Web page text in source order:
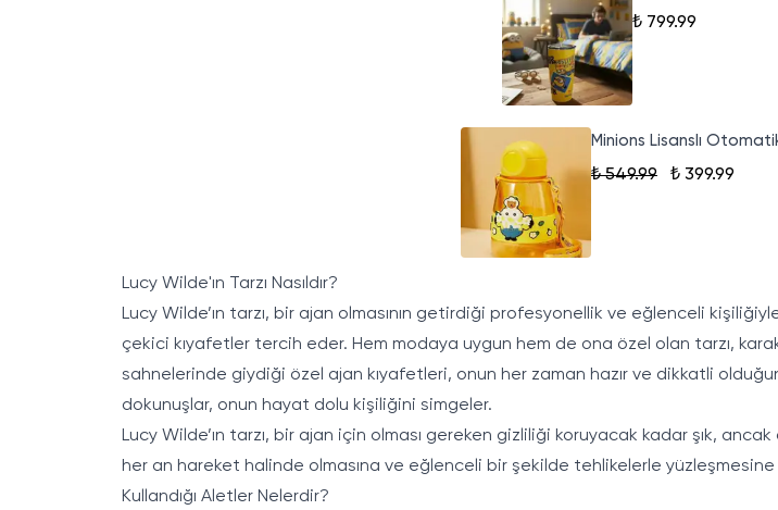
₺ 799.99
Minions Lisanslı
₺ 549.99 ₺ 399.99
Lucy Wilde'ın Tarzı Nasıldır?
Lucy Wilde’ın tarzı, bir ajan olmasının getirdiği profesyonellik ve eğlenceli
çekici kıyafetler tercih eder. Hem modaya uygun hem de ona özel olan tarzı,
sahnelerinde giydiği özel ajan kıyafetleri, onun her zaman hazır ve dikkatli
dokunuşlar, onun hayat dolu kişiliğini simgeler.
Lucy Wilde’ın tarzı, bir ajan için olması gereken gizliliği koruyacak kadar şık,
her an hareket halinde olmasına ve eğlenceli bir şekilde tehlikelerle yüzleşmesine
Kullandığı Aletler Nelerdir?